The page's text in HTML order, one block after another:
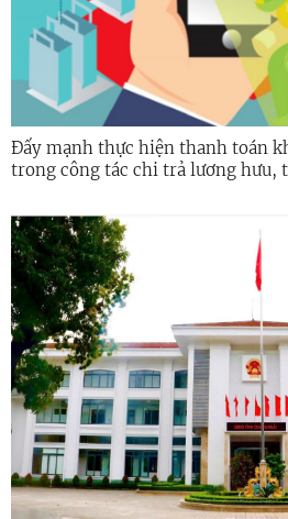
Đẩy mạnh thực hiện thanh toán
trong công tác chi trả lương hưu,